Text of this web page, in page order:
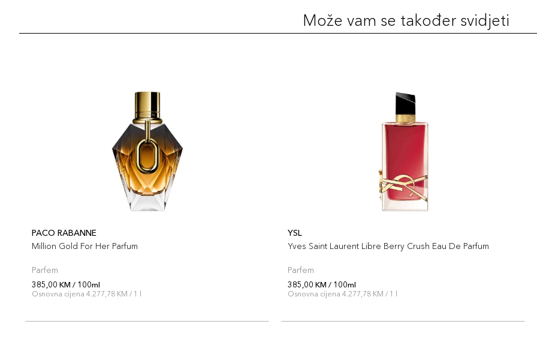
Može vam se također svidjeti
PACO RABANNE
Million Gold For Her Parfum
Parfem
385,00 KM / 100ml
Osnovna cijena 4.277,78 KM / 1 l
YSL
Yves Saint Laurent Libre Berry Crush Eau De Parfum
Parfem
385,00 KM / 100ml
Osnovna cijena 4.277,78 KM / 1 l